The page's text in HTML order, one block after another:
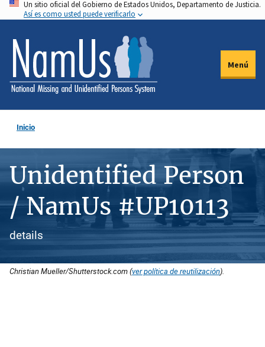
Pasar
al
contenido
principal
Un sitio oficial del Gobierno de Estados Unidos, Departamento de Justicia.
Así es como usted puede verificarlo
Menú
Inicio
Unidentified Person
/ NamUs #UP10113
details
Christian Mueller/Shutterstock.com (ver política de reutilización).